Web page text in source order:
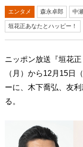
エンタメ 森永卓郎 中
垣花正あなたとハッピー！
ニッポン放送『垣花
（月）から12月15日
ーに、木下喬弘、友
る。